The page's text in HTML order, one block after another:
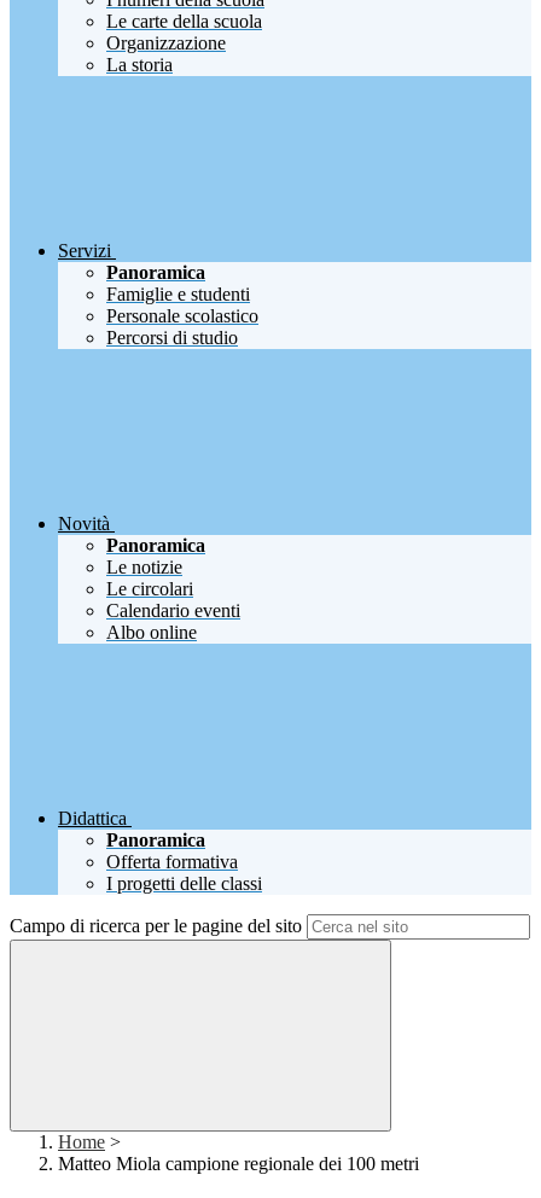
Le carte della scuola
Organizzazione
La storia
Servizi
Panoramica
Famiglie e studenti
Personale scolastico
Percorsi di studio
Novità
Panoramica
Le notizie
Le circolari
Calendario eventi
Albo online
Didattica
Panoramica
Offerta formativa
I progetti delle classi
Campo di ricerca per le pagine del sito
Home >
Matteo Miola campione regionale dei 100 metri